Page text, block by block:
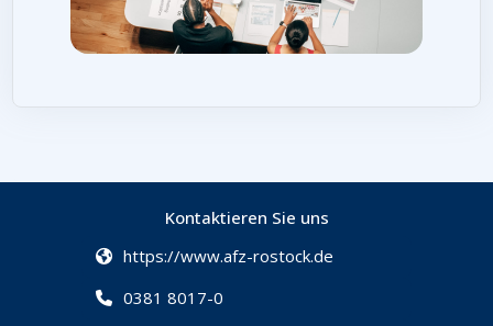
Kontaktieren Sie uns
https://www.afz-rostock.de
0381 8017-0